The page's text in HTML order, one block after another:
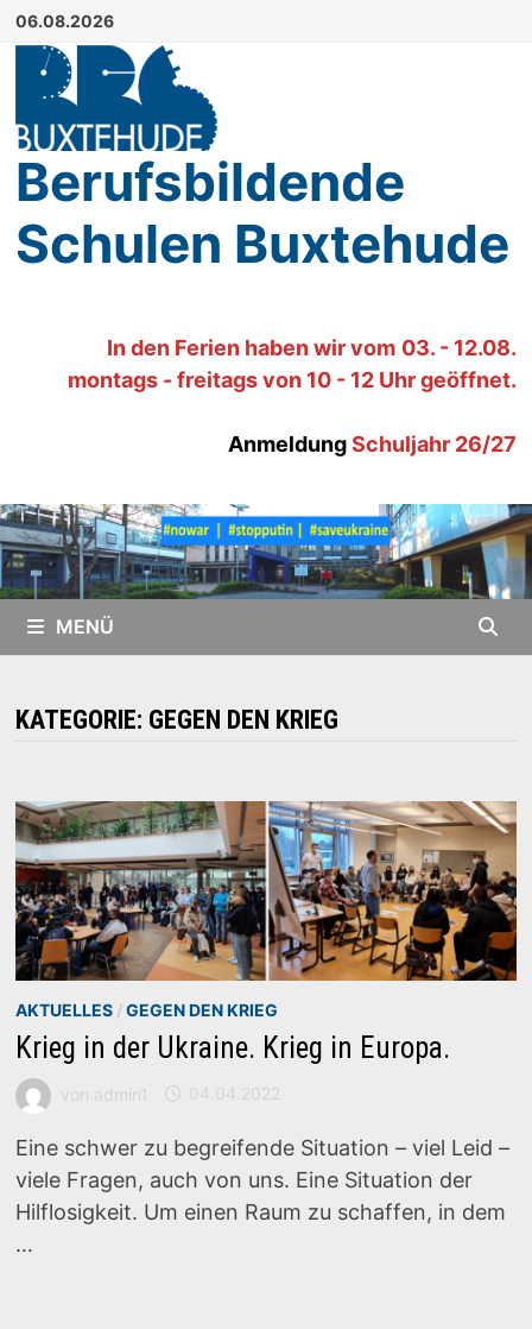
Zum
Inhalt
springen
06.08.2026
Berufsbildende
Schulen Buxtehude
In den Ferien haben wirvom 03. - 12.08.
montags - freitags von 10 - 12 Uhr geöffnet.
AnmeldungSchuljahr 26/27
MENÜ
KATEGORIE: GEGEN DEN KRIEG
AKTUELLES/GEGEN DEN KRIEG
Krieg in der Ukraine. Krieg in Europa.
von admin1 04.04.2022
Eine schwer zu begreifende Situation – viel Leid –
viele Fragen, auch von uns. Eine Situation der
Hilflosigkeit. Um einen Raum zu schaffen, in dem
…